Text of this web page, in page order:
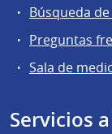
Búsqueda
Preguntas
Sala de
Servicios